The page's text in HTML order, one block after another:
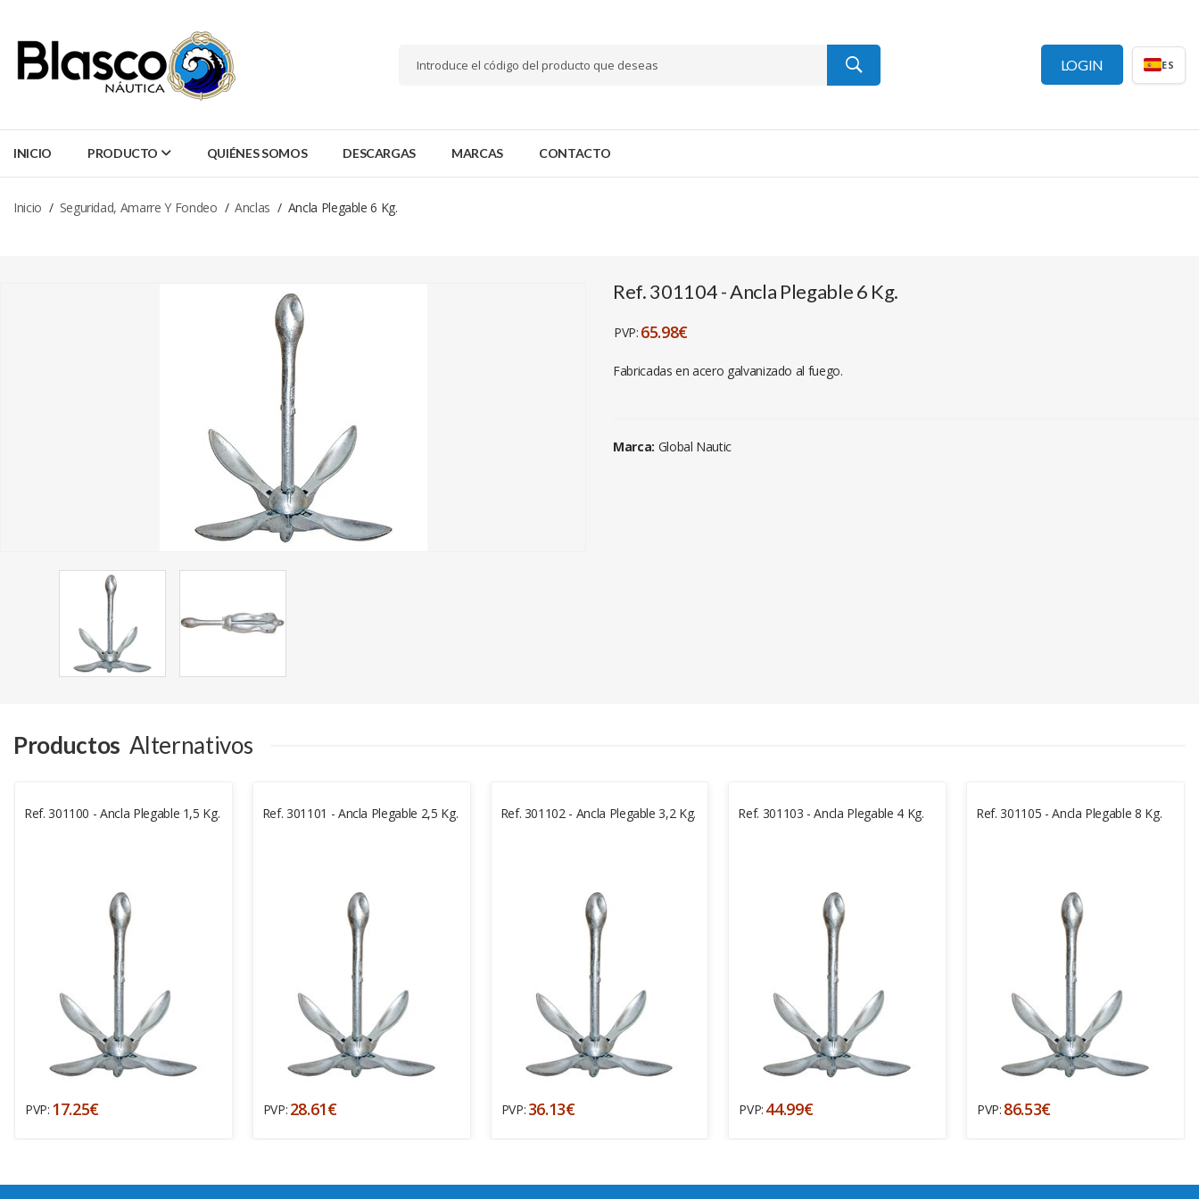
LOGIN ES
INICIO PRODUCTO QUIÉNES SOMOS DESCARGAS MARCAS CONTACTO
Inicio Seguridad, Amarre Y Fondeo Anclas Ancla Plegable 6 Kg.
Ref. 301104 - Ancla Plegable 6 Kg.
PVP: 65.98€
Fabricadas en acero gal­vanizado al fuego.
Marca: Global Nautic
Productos Alternativos
Ref. 301100 - Ancla Plegable 1,5 Kg.
PVP: 17.25€
Ref. 301101 - Ancla Plegable 2,5 Kg.
PVP: 28.61€
Ref. 301102 - Ancla Plegable 3,2 Kg.
PVP: 36.13€
Ref. 301103 - Ancla Plegable 4 Kg.
PVP: 44.99€
Ref. 301105 - Ancla Plegable 8 Kg.
PVP: 86.53€